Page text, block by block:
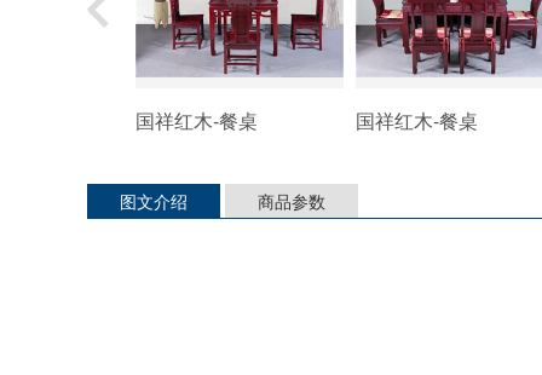
国祥红木-餐桌 国祥红木-餐桌
图文介绍 商品参数